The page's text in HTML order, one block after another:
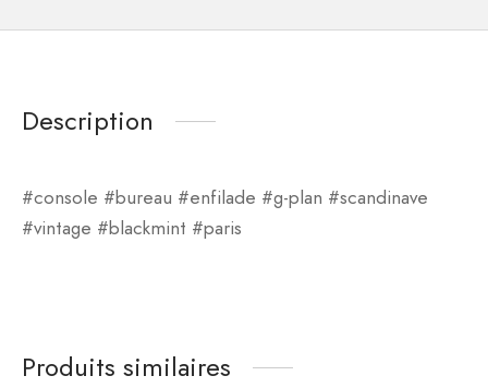
Description
#console #bureau #enfilade #g-plan #scandinave
#vintage #blackmint #paris
Produits similaires